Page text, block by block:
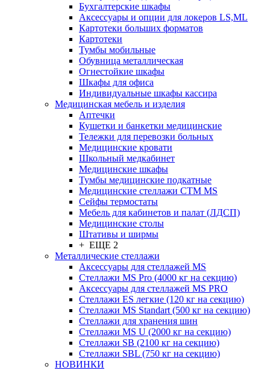
Бухгалтерские шкафы
Аксессуары и опции для локеров LS,ML
Картотеки больших форматов
Картотеки
Тумбы мобильные
Обувница металлическая
Огнестойкие шкафы
Шкафы для офиса
Индивидуальные шкафы кассира
Медицинская мебель и изделия
Аптечки
Кушетки и банкетки медицинские
Тележки для перевозки больных
Медицинские кровати
Школьный медкабинет
Медицинские шкафы
Тумбы медицинские подкатные
Медицинские стеллажи CTM MS
Сейфы термостаты
Мебель для кабинетов и палат (ЛДСП)
Медицинские столы
Штативы и ширмы
+ ЕЩЕ 2
Металлические стеллажи
Аксессуары для стеллажей MS
Стеллажи MS Pro (4000 кг на секцию)
Аксессуары для стеллажей MS PRO
Стеллажи ES легкие (120 кг на секцию)
Стеллажи MS Standart (500 кг на секцию)
Стеллажи для хранения шин
Стеллажи MS U (2000 кг на секцию)
Стеллажи SB (2100 кг на секцию)
Стеллажи SBL (750 кг на секцию)
НОВИНКИ